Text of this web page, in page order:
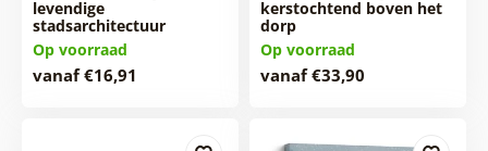
levendige
stadsarchitectuur
Op voorraad
vanaf €16,91
kerstochtend boven het
dorp
Op voorraad
vanaf €33,90